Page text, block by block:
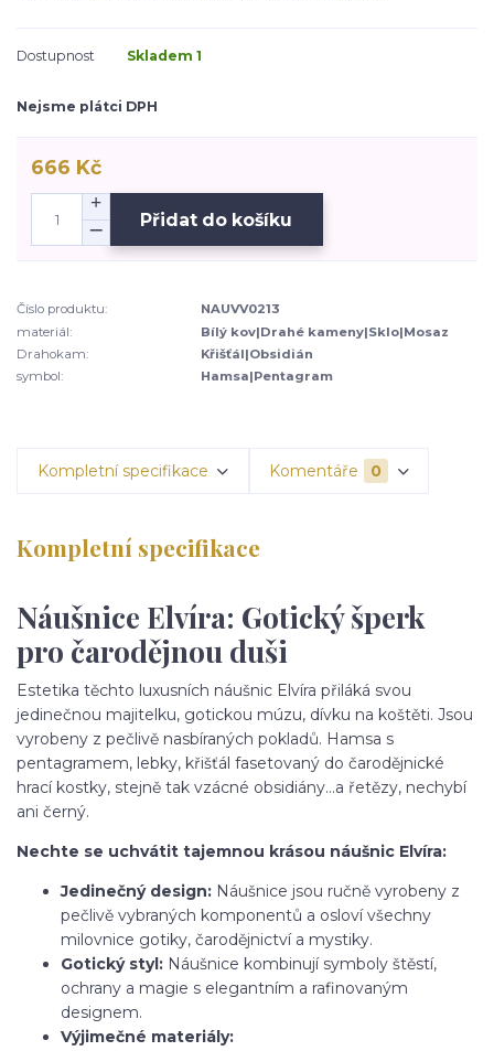
Dostupnost Skladem 1
Nejsme plátci DPH
666 Kč
Přidat do košíku
Číslo produktu:
NAUVV0213
materiál:
Bílý kov|Drahé kameny|Sklo|Mosaz
Drahokam:
Křišťál|Obsidián
symbol:
Hamsa|Pentagram
Kompletní specifikace Komentáře 0
Kompletní specifikace
Náušnice Elvíra: Gotický šperk
pro čarodějnou duši
Estetika těchto luxusních náušnic Elvíra přiláká svou
jedinečnou majitelku, gotickou múzu, dívku na koštěti. Jsou
vyrobeny z pečlivě nasbíraných pokladů. Hamsa s
pentagramem, lebky, křišťál fasetovaný do čarodějnické
hrací kostky, stejně tak vzácné obsidiány...a řetězy, nechybí
ani černý.
Nechte se uchvátit tajemnou krásou náušnic Elvíra:
Jedinečný design: Náušnice jsou ručně vyrobeny z
pečlivě vybraných komponentů a osloví všechny
milovnice gotiky, čarodějnictví a mystiky.
Gotický styl: Náušnice kombinují symboly štěstí,
ochrany a magie s elegantním a rafinovaným
designem.
Výjimečné materiály: